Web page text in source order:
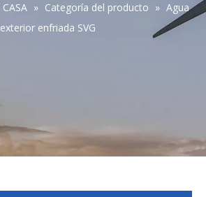
CASA » Categoría del producto » Agua
exterior enfriada SVG